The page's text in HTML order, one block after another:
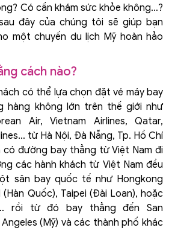
Có cần khám sức khỏe không…?
đây của chúng tôi sẽ giúp bạn
một chuyến du lịch Mỹ hoàn hảo
cách nào?
có thể lựa chọn đặt vé máy bay
hàng không lớn trên thế giới như
Air, Vietnam Airlines, Qatar,
từ Hà Nội, Đà Nẵng, Tp. Hồ Chí
có đường bay thẳng từ Việt Nam đi
các hành khách từ Việt Nam đều
sân bay quốc tế như Hongkong
(Hàn Quốc), Taipei (Đài Loan), hoặc
rồi từ đó bay thẳng đến San
(Mỹ) và các thành phố khác